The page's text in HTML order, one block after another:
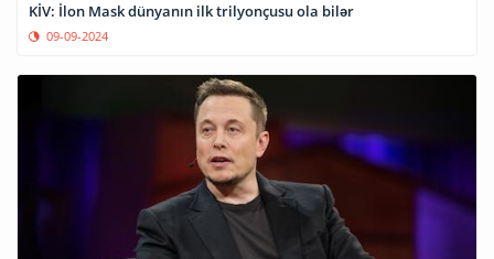
KİV: İlon Mask dünyanın ilk trilyonçusu ola bilər
09-09-2024